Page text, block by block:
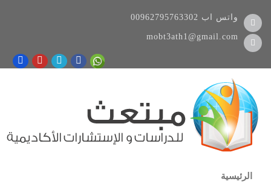
00962795763302 واتس اب
mobt3ath1@gmail.com
الرئيسية